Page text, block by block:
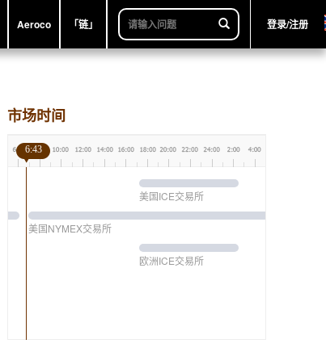
Aeroco 「链」 登录/注册
市场时间
美国ICE交易所
美国NYMEX交易所
欧洲ICE交易所
6:43